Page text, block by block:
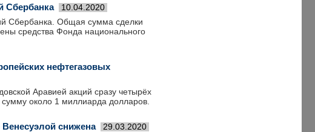
Сбербанка 10.04.2020
Сбербанка. Общая сумма сделки
средства Фонда национального
нефтегазовых
Аравией акций сразу четырёх
около 1 миллиарда долларов.
снижена 29.03.2020